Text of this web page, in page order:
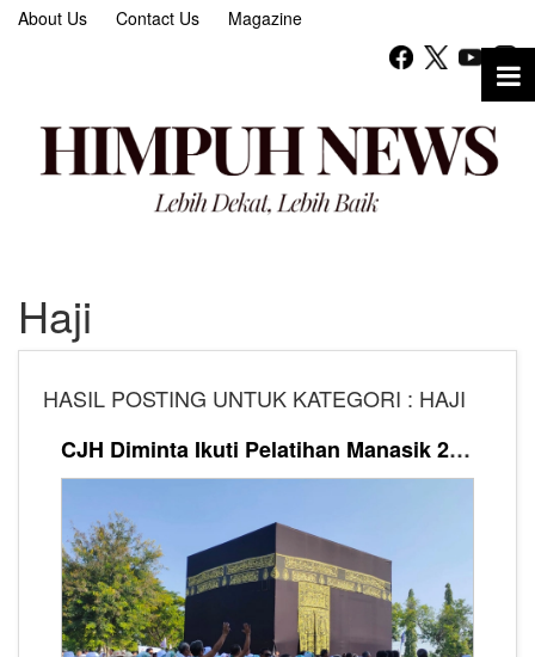
About Us Contact Us Magazine
Haji
HASIL POSTING UNTUK KATEGORI : HAJI
CJH Diminta Ikuti Pelatihan Manasik 2 Bulan Sebelum Jadwal Keberangkatan ke Tanah Suci